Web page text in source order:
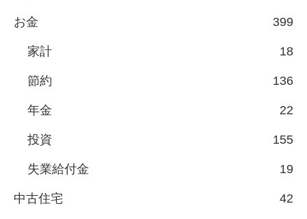
お金 399
家計 18
節約 136
年金 22
投資 155
失業給付金 19
中古住宅 42